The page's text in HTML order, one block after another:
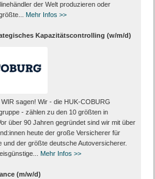
der Welt produzieren oder
Mehr Infos >>
Kapazitätscontrolling (w/m/d)
WIR sagen! Wir - die HUK-COBURG
- zählen zu den 10 größten in
über 90 Jahren gegründet sind wir mit über
heute der große Versicherer für
und der größte deutsche Autoversicherer.
Mehr Infos >>
(m/w/d)